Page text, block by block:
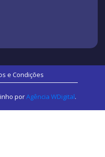
e Condições
porAgência WDigital.